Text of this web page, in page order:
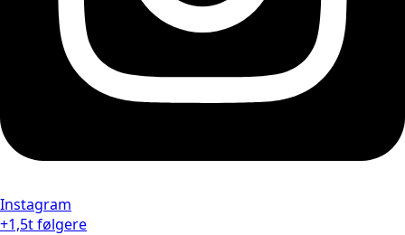
Instagram
+1,5t følgere